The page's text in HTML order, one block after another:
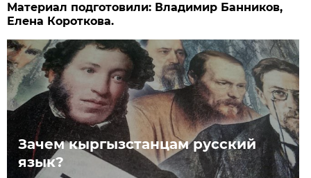
Материал подготовили: Владимир Банников,
Елена Короткова.
Зачем кыргызстанцам русский
язык?